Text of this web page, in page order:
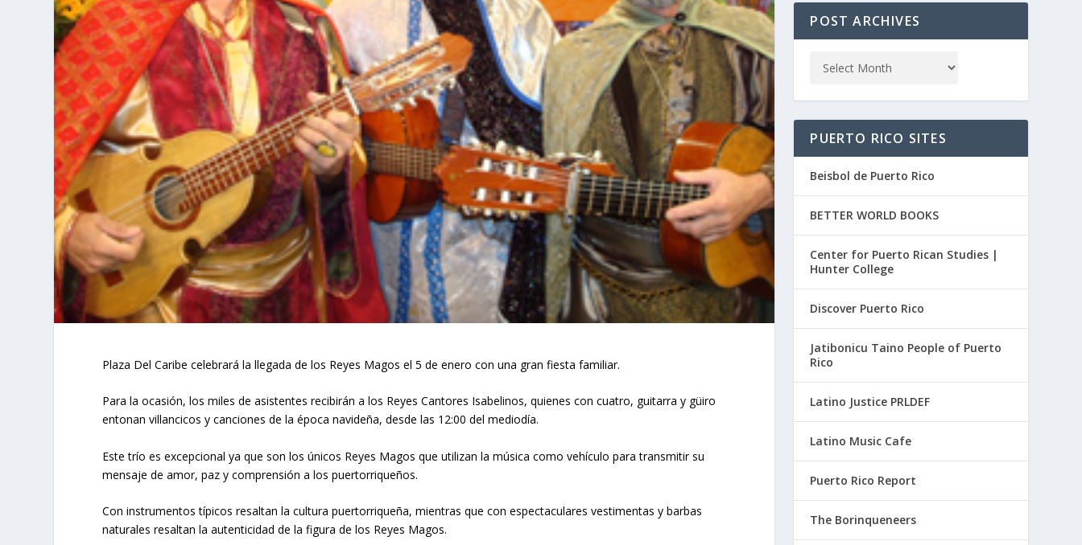
Plaza Del Caribe celebrará la llegada de los Reyes Magos el 5 de enero con una gran fiesta familiar.
Para la ocasión, los miles de asistentes recibirán a los Reyes Cantores Isabelinos, quienes con cuatro, guitarra y güiro
entonan villancicos y canciones de la época navideña, desde las 12:00 del mediodía.
Este trío es excepcional ya que son los únicos Reyes Magos que utilizan la música como vehículo para transmitir su
mensaje de amor, paz y comprensión a los puertorriqueños.
Con instrumentos típicos resaltan la cultura puertorriqueña, mientras que con espectaculares vestimentas y barbas
naturales resaltan la autenticidad de la figura de los Reyes Magos.
POST ARCHIVES
PUERTO RICO SITES
Beisbol de Puerto Rico
BETTER WORLD BOOKS
Center for Puerto Rican Studies |
Hunter College
Discover Puerto Rico
Jatibonicu Taino People of Puerto
Rico
Latino Justice PRLDEF
Latino Music Cafe
Puerto Rico Report
The Borinqueneers